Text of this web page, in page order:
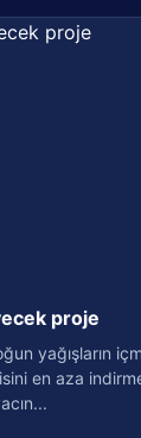
proje
yağışların
en aza